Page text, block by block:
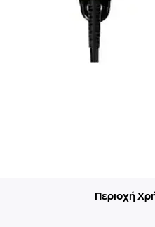
Περιοχή